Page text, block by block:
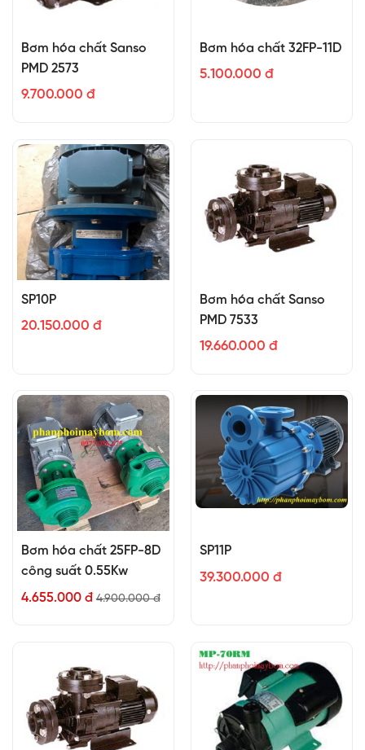
Bơm hóa chất Sanso
PMD 2573
9.700.000 đ
Bơm hóa chất 32FP-11D
5.100.000 đ
SP10P
20.150.000 đ
Bơm hóa chất Sanso
PMD 7533
19.660.000 đ
Bơm hóa chất 25FP-8D
công suất 0.55Kw
4.655.000 đ4.900.000 đ
SP11P
39.300.000 đ